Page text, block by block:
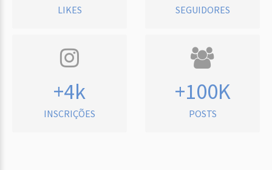
LIKES SEGUIDORES
+4k
INSCRIÇÕES
+100K
POSTS